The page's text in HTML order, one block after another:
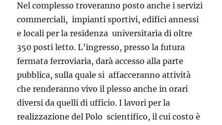
Nel complesso troveranno posto anche i servizi
commerciali, impianti sportivi, edifici annessi
e locali per la residenza universitaria di oltre
350 posti letto. L’ingresso, presso la futura
fermata ferroviaria, darà accesso alla parte
pubblica, sulla quale si affacceranno attività
che renderanno vivo il plesso anche in orari
diversi da quelli di ufficio. I lavori per la
realizzazione del Polo scientifico, il cui costo è